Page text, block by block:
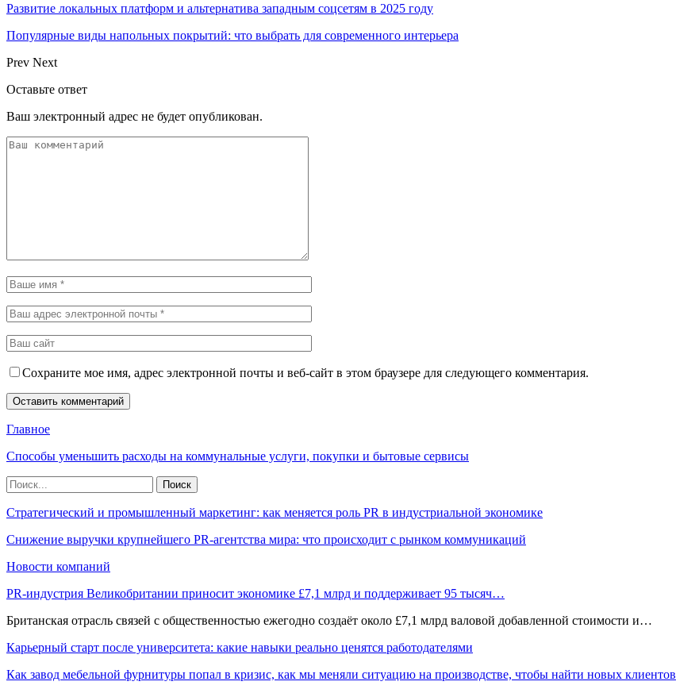
Развитие локальных платформ и альтернатива западным соцсетям в 2025 году
Популярные виды напольных покрытий: что выбрать для современного интерьера
Prev Next
Оставьте ответ
Ваш электронный адрес не будет опубликован.
Сохраните мое имя, адрес электронной почты и веб-сайт в этом браузере для следующего комментария.
Главное
Способы уменьшить расходы на коммунальные услуги, покупки и бытовые сервисы
Стратегический и промышленный маркетинг: как меняется роль PR в индустриальной экономике
Снижение выручки крупнейшего PR-агентства мира: что происходит с рынком коммуникаций
Новости компаний
PR-индустрия Великобритании приносит экономике £7,1 млрд и поддерживает 95 тысяч…
Британская отрасль связей с общественностью ежегодно создаёт около £7,1 млрд валовой добавленной стоимости и…
Карьерный старт после университета: какие навыки реально ценятся работодателями
Как завод мебельной фурнитуры попал в кризис, как мы меняли ситуацию на производстве, чтобы найти новых клиентов